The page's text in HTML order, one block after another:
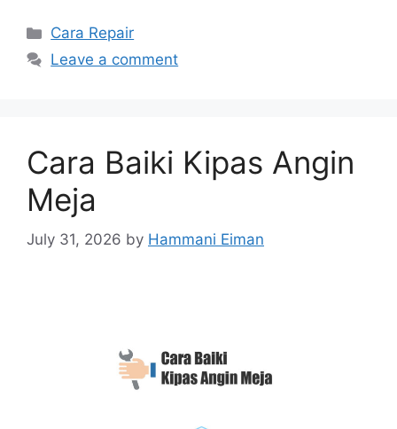
Categories
Cara Repair
Leave a comment
Cara Baiki Kipas Angin
Meja
July 31, 2026 by Hammani Eiman